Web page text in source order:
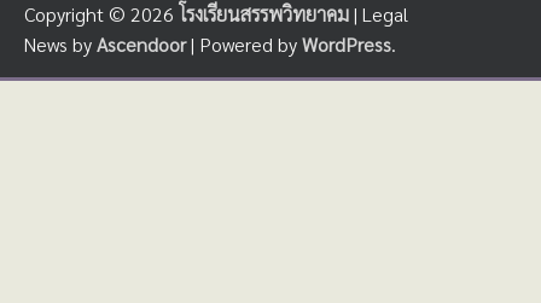
Copyright © 2026 โรงเรียนสรรพวิทยาคม| Legal
News byAscendoor| Powered byWordPress.